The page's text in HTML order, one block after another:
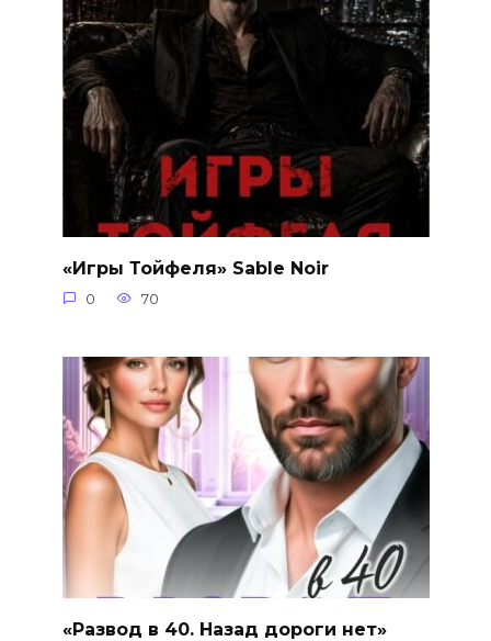
«Игры Тойфеля» Sable Noir
0 70
«Развод в 40. Назад дороги нет»